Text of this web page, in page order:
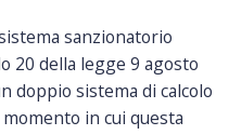
sanzionatorio
20 della legge 9 agosto
doppio sistema di calcolo
in cui questa